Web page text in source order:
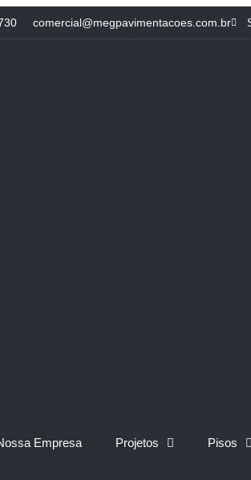
comercial@megpavimentacoes.com.br
Empresa Projetos Pisos